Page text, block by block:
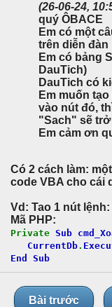
(26-06-24,
quý ÔBACE
Em có một
trên diễn đàn
Em có bảng
DauTich)
DauTich có
Em muốn
vào nút đó,
"Sach" sẽ
Em cảm ơn
Có 2 cách làm:
code VBA cho cái
Vd: Tao 1 nút
Mã PHP:
Private Sub
CurrentDb.
End Sub
Bài trước